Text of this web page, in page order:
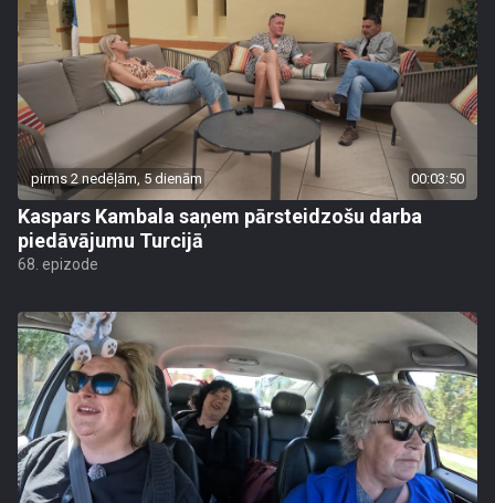
pirms 2 nedēļām, 5 dienām 00:03:50
Kaspars Kambala saņem pārsteidzošu darba
piedāvājumu Turcijā
68. epizode